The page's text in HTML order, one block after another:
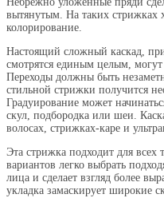
вытянутым. На таких стрижках
колорирование.
Настоящий сложный каскад,
смотрятся единым целым, могут
Переходы должны быть
стильной стрижки получится
Градуирование может
скул, подбородка или шеи.
волосах, стрижках-каре и
Эта стрижка подходит для
вариантов легко выбрать
лица и сделает взгляд более
укладка замаскирует широкие